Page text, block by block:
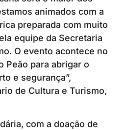
animados com a
preparada com muito
equipe da Secretaria
O evento acontece no
Peão para abrigar o
e segurança”,
de Cultura e Turismo,
com a doação de